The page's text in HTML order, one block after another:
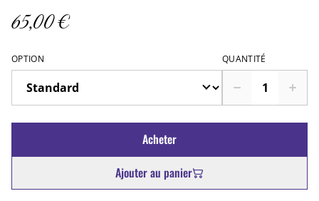
65,00 €
OPTION QUANTITÉ
Acheter
Ajouter au panier